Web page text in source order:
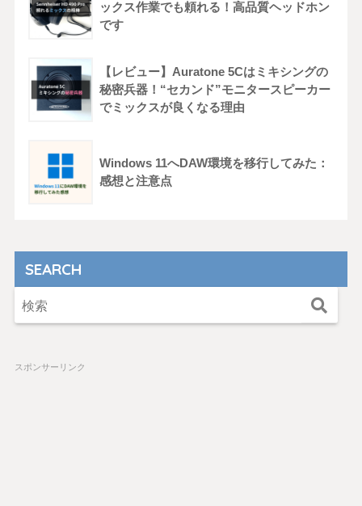
ックス作業でも頼れる！高品質ヘッドホン
です
【レビュー】Auratone 5Cはミキシングの
秘密兵器！“セカンド”モニタースピーカー
でミックスが良くなる理由
Windows 11へDAW環境を移行してみた：
感想と注意点
SEARCH
スポンサーリンク